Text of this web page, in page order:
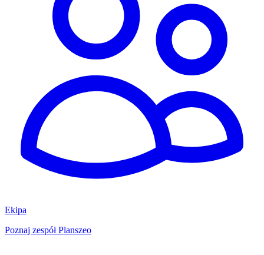
Ekipa
Poznaj zespół Planszeo